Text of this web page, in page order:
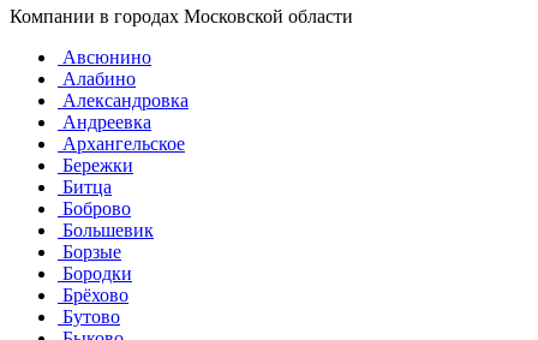
Компании в городах Московской области
Авсюнино
Алабино
Александровка
Андреевка
Архангельское
Бережки
Битца
Боброво
Большевик
Борзые
Бородки
Брёхово
Бутово